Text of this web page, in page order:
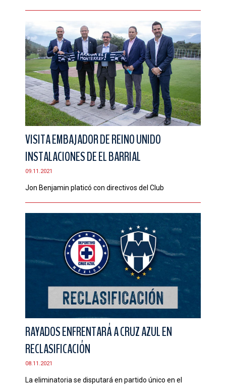
VISITA EMBAJADOR DE REINO UNIDO
INSTALACIONES DE EL BARRIAL
09.11.2021
Jon Benjamin platicó con directivos del Club
RAYADOS ENFRENTARÁ A CRUZ AZUL EN
RECLASIFICACIÓN
08.11.2021
La eliminatoria se disputará en partido único en el